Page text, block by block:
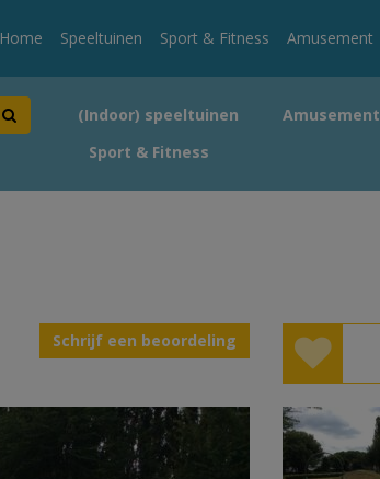
Home Speeltuinen Sport & Fitness Amusement
(Indoor) speeltuinen Amusement
Sport & Fitness
Schrijf een beoordeling